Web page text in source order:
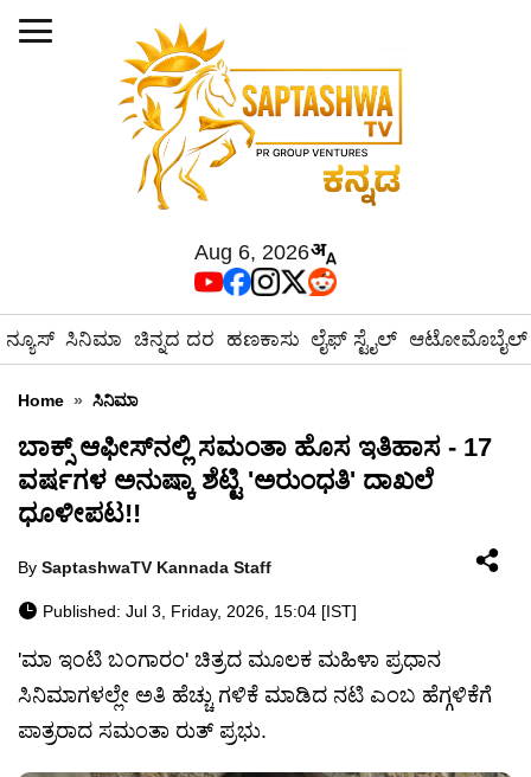
Aug 6, 2026
ನ್ಯೂಸ್ ಸಿನಿಮಾ ಚಿನ್ನದ ದರ ಹಣಕಾಸು ಲೈಫ್ ಸ್ಟೈಲ್ ಆಟೋಮೊಬೈಲ್
Home » ಸಿನಿಮಾ
ಬಾಕ್ಸ್‌ ಆಫೀಸ್‌ನಲ್ಲಿ ಸಮಂತಾ ಹೊಸ ಇತಿಹಾಸ - 17
ವರ್ಷಗಳ ಅನುಷ್ಕಾ ಶೆಟ್ಟಿ 'ಅರುಂಧತಿ' ದಾಖಲೆ
ಧೂಳೀಪಟ!!
By SaptashwaTV Kannada Staff
Published: Jul 3, Friday, 2026, 15:04 [IST]
'ಮಾ ಇಂಟಿ ಬಂಗಾರಂ' ಚಿತ್ರದ ಮೂಲಕ ಮಹಿಳಾ ಪ್ರಧಾನ
ಸಿನಿಮಾಗಳಲ್ಲೇ ಅತಿ ಹೆಚ್ಚು ಗಳಿಕೆ ಮಾಡಿದ ನಟಿ ಎಂಬ ಹೆಗ್ಗಳಿಕೆಗೆ
ಪಾತ್ರರಾದ ಸಮಂತಾ ರುತ್ ಪ್ರಭು.